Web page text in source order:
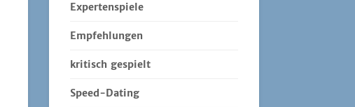
Expertenspiele
Empfehlungen
kritisch gespielt
Speed-Dating